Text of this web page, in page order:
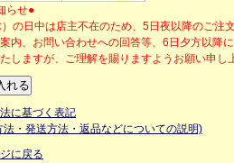
らせ●
の日中は店主不在のため、5日夜以降のご注
内、お問い合わせへの回答等、6日夕方以降
しますが、ご理解を賜りますようお願い申
に基づく表記
法・発送方法・返品などについての説明)
に戻る